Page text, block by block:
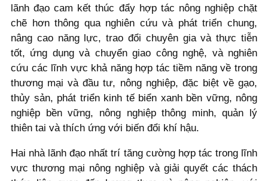
lãnh đạo cam kết thúc đẩy hợp tác nông nghiệp chặt
chẽ hơn thông qua nghiên cứu và phát triển chung,
nâng cao năng lực, trao đổi chuyên gia và thực tiễn
tốt, ứng dụng và chuyển giao công nghệ, và nghiên
cứu các lĩnh vực khả năng hợp tác tiềm năng về trong
thương mại và đầu tư, nông nghiệp, đặc biệt về gạo,
thủy sản, phát triển kinh tế biển xanh bền vững, nông
nghiệp bền vững, nông nghiệp thông minh, quản lý
thiên tai và thích ứng với biến đổi khí hậu.
Hai nhà lãnh đạo nhất trí tăng cường hợp tác trong lĩnh
vực thương mại nông nghiệp và giải quyết các thách